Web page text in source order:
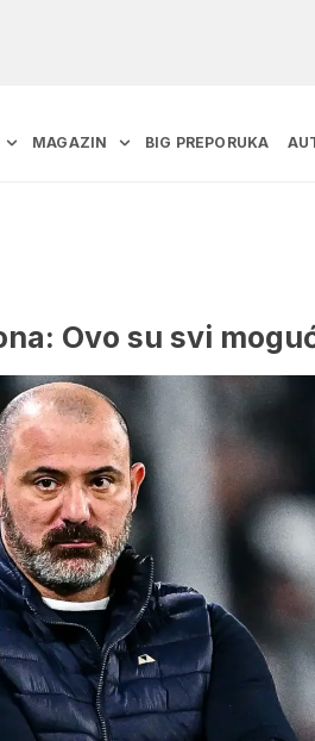
MAGAZIN BIG PREPORUKA
Ovo su svi